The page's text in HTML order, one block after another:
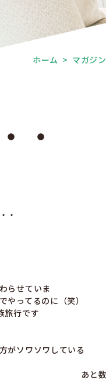
ホーム > マガジン
・
・
らせていま
ってるのに（笑）
旅行です
がソワソワしている